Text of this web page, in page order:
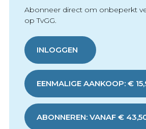
Abonneer direct om onbeperkt
op TvGG.
INLOGGEN
EENMALIGE AANKOOP: €
ABONNEREN: VANAF €